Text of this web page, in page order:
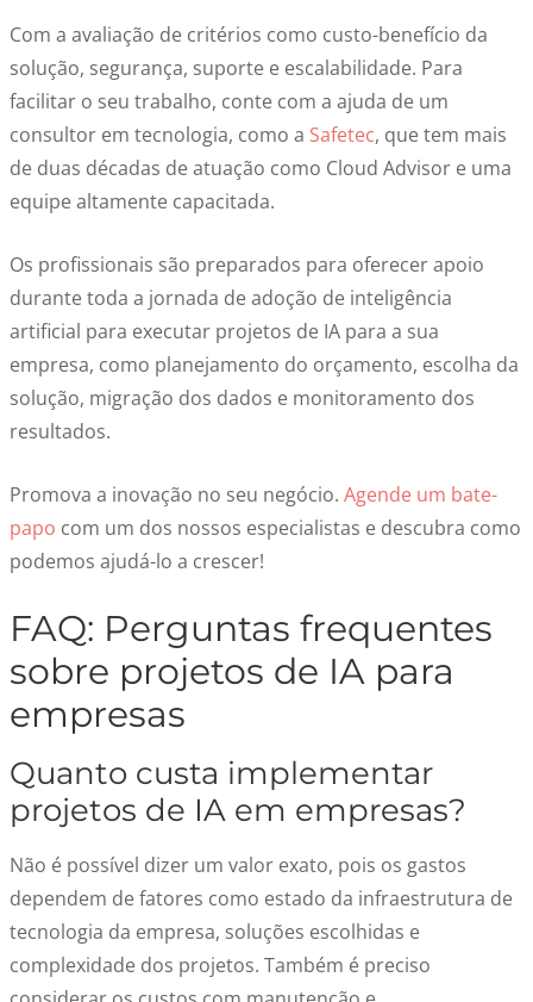
Com a avaliação de critérios como custo-benefício da
solução, segurança, suporte e escalabilidade. Para
facilitar o seu trabalho, conte com a ajuda de um
consultor em tecnologia, como a Safetec, que tem mais
de duas décadas de atuação como Cloud Advisor e uma
equipe altamente capacitada.
Os profissionais são preparados para oferecer apoio
durante toda a jornada de adoção de inteligência
artificial para executar projetos de IA para a sua
empresa, como planejamento do orçamento, escolha da
solução, migração dos dados e monitoramento dos
resultados.
Promova a inovação no seu negócio. Agende um bate-
papo com um dos nossos especialistas e descubra como
podemos ajudá-lo a crescer!
FAQ: Perguntas frequentes
sobre projetos de IA para
empresas
Quanto custa implementar
projetos de IA em empresas?
Não é possível dizer um valor exato, pois os gastos
dependem de fatores como estado da infraestrutura de
tecnologia da empresa, soluções escolhidas e
complexidade dos projetos. Também é preciso